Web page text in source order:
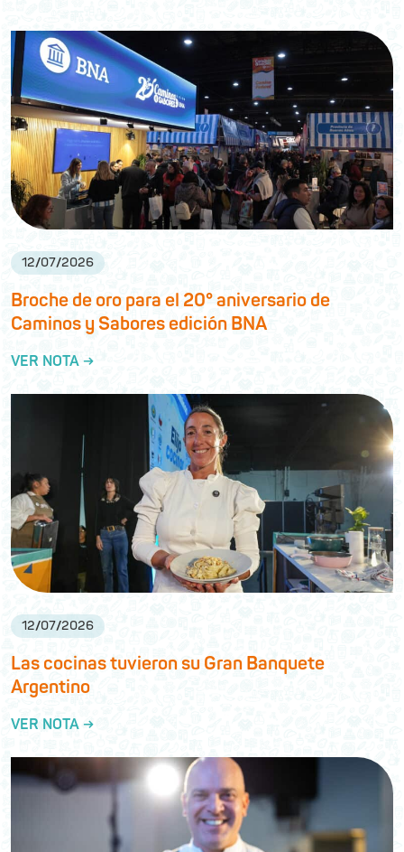
12/07/2026
Broche de oro para el 20° aniversario de
Caminos y Sabores edición BNA
VER NOTA →
12/07/2026
Las cocinas tuvieron su Gran Banquete
Argentino
VER NOTA →